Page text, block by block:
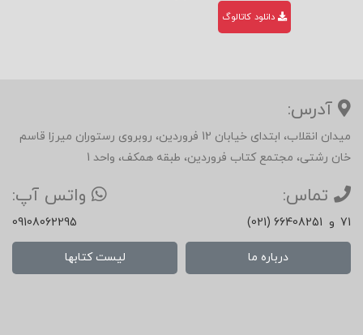
دانلود کاتالوگ
آدرس:
میدان انقلاب، ابتدای خیابان 12 فروردین، روبروی رستوران میرزا قاسم
خان رشتی، مجتمع کتاب فروردین، طبقه همکف، واحد 1
تماس:
(021) 66408251 و 71
واتس آپ:
09108062295
درباره ما لیست کتابها